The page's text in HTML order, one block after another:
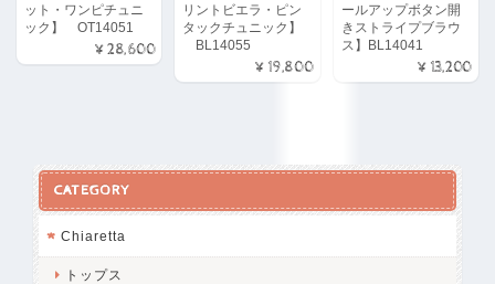
ット・ワンピチュニ
ック】 OT14051
¥28,600
リントビエラ・ピン
タックチュニック】
BL14055
¥19,800
ールアップボタン開
きストライプブラウ
ス】BL14041
¥13,200
CATEGORY
Chiaretta
トップス